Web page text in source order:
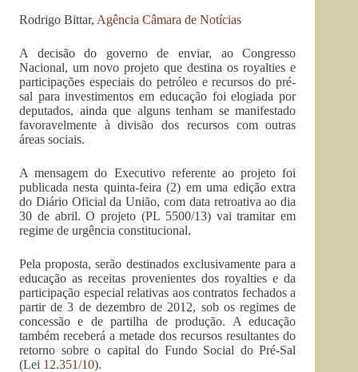
Rodrigo Bittar, Agência Câmara de Notícias
A decisão do governo de enviar, ao Congresso
Nacional, um novo projeto que destina os royalties e
participações especiais do petróleo e recursos do pré-
sal para investimentos em educação foi elogiada por
deputados, ainda que alguns tenham se manifestado
favoravelmente à divisão dos recursos com outras
áreas sociais.
A mensagem do Executivo referente ao projeto foi
publicada nesta quinta-feira (2) em uma edição extra
do Diário Oficial da União, com data retroativa ao dia
30 de abril. O projeto (PL 5500/13) vai tramitar em
regime de urgência constitucional.
Pela proposta, serão destinados exclusivamente para a
educação as receitas provenientes dos royalties e da
participação especial relativas aos contratos fechados a
partir de 3 de dezembro de 2012, sob os regimes de
concessão e de partilha de produção. A educação
também receberá a metade dos recursos resultantes do
retorno sobre o capital do Fundo Social do Pré-Sal
(Lei 12.351/10).